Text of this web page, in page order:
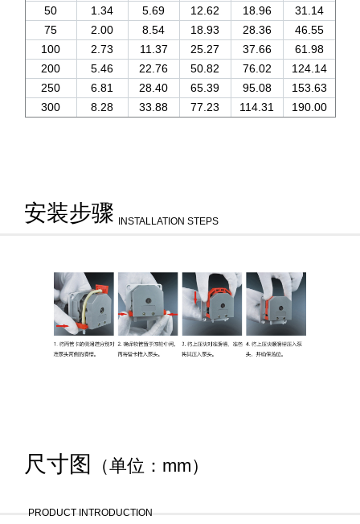
50
1.34 5.69 12.62 18.96
31.14
75
2.00 8.54 18.93 28.36
46.55
100
2.73 11.37 25.27 37.66
61.98
200
5.46 22.76 50.82 76.02
124.14
250
6.81 28.40 65.39 95.08
153.63
300
8.28 33.88 77.23 114.31 190.00
安装步骤 INSTALLATION STEPS
尺寸图 （单位：mm）
PRODUCT INTRODUCTION